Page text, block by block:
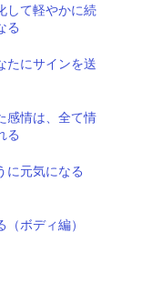
して軽やかに続
る
たにサインを送
感情は、全て情
る
に元気になる
（ボディ編）